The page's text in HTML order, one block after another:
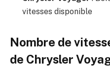
vitesses disponible
Nombre de
de Chrysler